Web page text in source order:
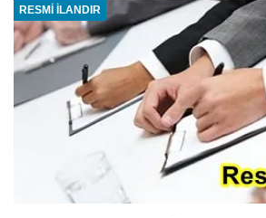
RESMİ İLANDIR